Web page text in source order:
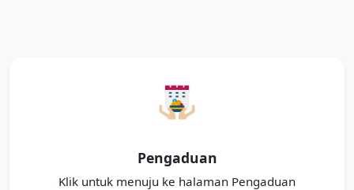
Pengaduan
Klik untuk menuju ke halaman Pengaduan